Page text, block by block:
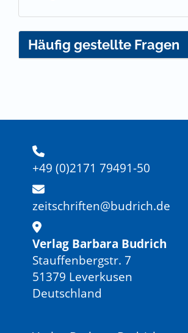
Häufig gestellte Fragen
+49 (0)2171 79491-50
zeitschriften@budrich.de
Verlag Barbara Budrich
Stauffenbergstr. 7
51379 Leverkusen
Deutschland